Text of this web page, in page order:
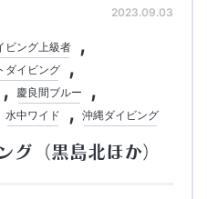
ビング上級者
ダイビング
慶良間ブルー
水中ワイド 沖縄ダイビング
2023.09.03
グ（黒島北ほか）